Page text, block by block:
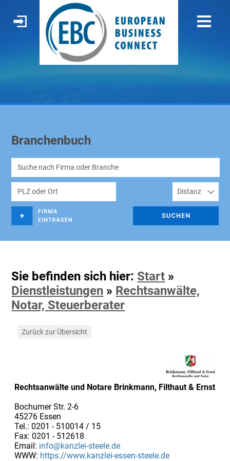
Branchenbuch
Sie befinden sich hier: Start »
Dienstleistungen » Rechtsanwälte,
Notar, Steuerberater
Zurück zur Übersicht
Rechtsanwälte und Notare Brinkmann, Filthaut & Ernst
Bochumer Str. 2-6
45276 Essen
Tel.: 0201 - 510014 / 15
Fax: 0201 - 512618
Email: info@kanzlei-steele.de
WWW: https://www.kanzlei-essen-steele.de